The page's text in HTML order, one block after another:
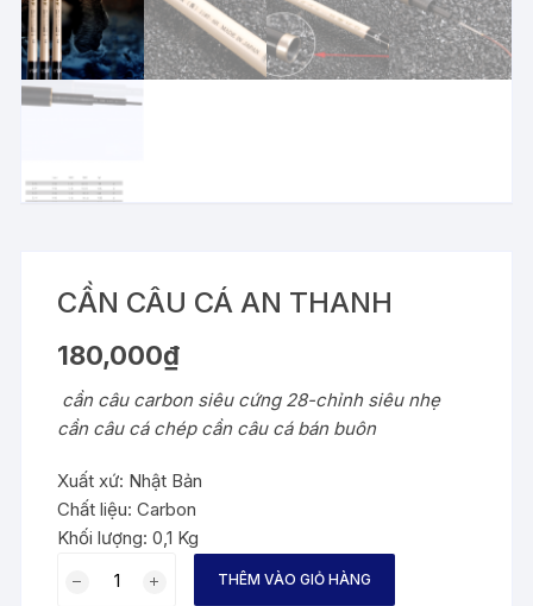
CẦN CÂU CÁ AN THANH
180,000₫
cần câu carbon siêu cứng 28-chỉnh siêu nhẹ
cần câu cá chép cần câu cá bán buôn
Xuất xứ: Nhật Bản
Chất liệu: Carbon
Khối lượng: 0,1 Kg
THÊM VÀO GIỎ HÀNG